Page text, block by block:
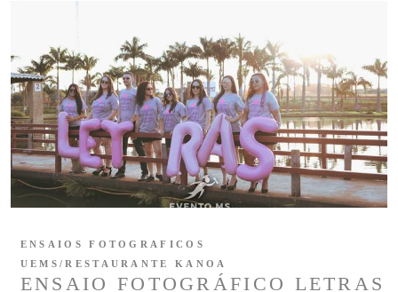
ENSAIO FOTOGRÁFICO LETRAS
ENSAIOS FOTOGRAFICOS
UEMS/RESTAURANTE KANOA